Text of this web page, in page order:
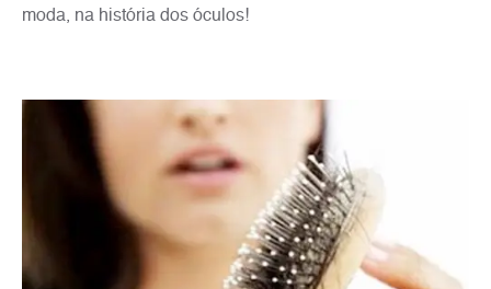
moda, na história dos óculos!